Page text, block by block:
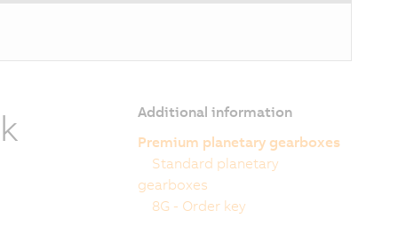
Additional information
Premium planetary gearboxes
Standard planetary
gearboxes
8G - Order key